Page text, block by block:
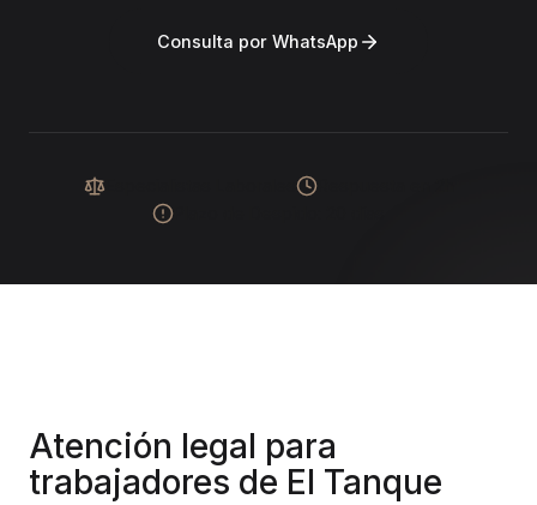
Consulta por WhatsApp
Respuesta en 2h
Atención legal para
trabajadores de El Tanque